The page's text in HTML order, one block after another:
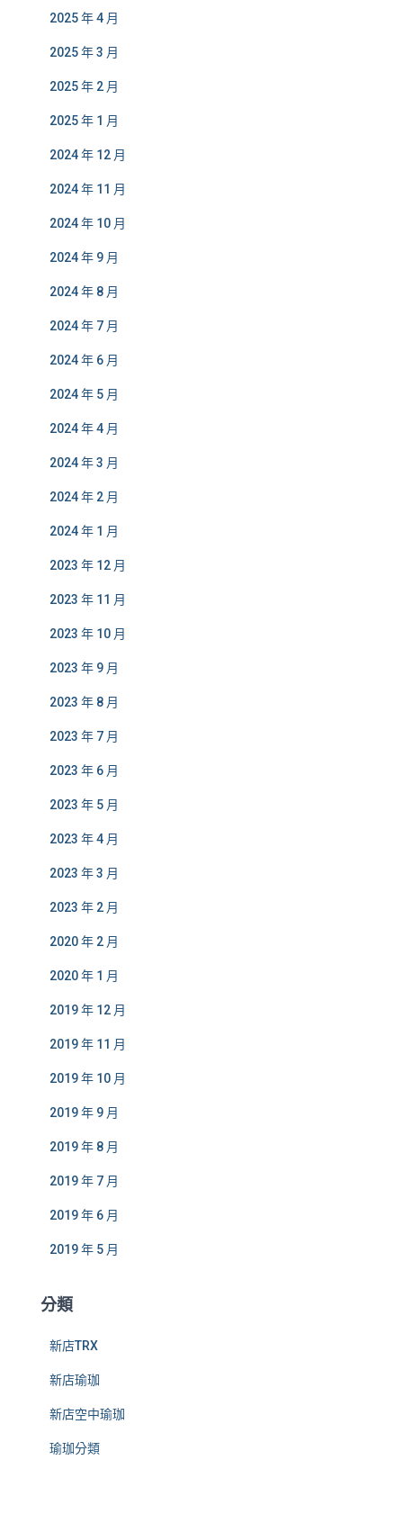
2025 年 4 月
2025 年 3 月
2025 年 2 月
2025 年 1 月
2024 年 12 月
2024 年 11 月
2024 年 10 月
2024 年 9 月
2024 年 8 月
2024 年 7 月
2024 年 6 月
2024 年 5 月
2024 年 4 月
2024 年 3 月
2024 年 2 月
2024 年 1 月
2023 年 12 月
2023 年 11 月
2023 年 10 月
2023 年 9 月
2023 年 8 月
2023 年 7 月
2023 年 6 月
2023 年 5 月
2023 年 4 月
2023 年 3 月
2023 年 2 月
2020 年 2 月
2020 年 1 月
2019 年 12 月
2019 年 11 月
2019 年 10 月
2019 年 9 月
2019 年 8 月
2019 年 7 月
2019 年 6 月
2019 年 5 月
分類
新店TRX
新店瑜珈
新店空中瑜珈
瑜珈分類